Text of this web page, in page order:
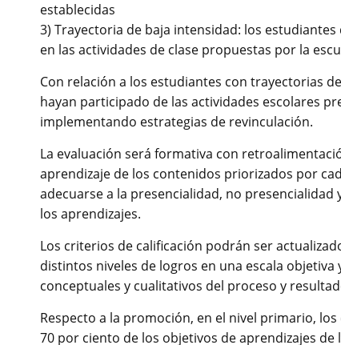
establecidas
3) Trayectoria de baja intensidad: los
en las actividades de clase propuestas por la
Con relación a los estudiantes con trayectorias
hayan participado de las actividades escolares
implementando estrategias de revinculación.
La evaluación será formativa con
aprendizaje de los contenidos priorizados por
adecuarse a la presencialidad, no
los aprendizajes.
Los criterios de calificación podrán ser
distintos niveles de logros en una escala
conceptuales y cualitativos del proceso y
Respecto a la promoción, en el nivel primario,
70 por ciento de los objetivos de aprendizajes